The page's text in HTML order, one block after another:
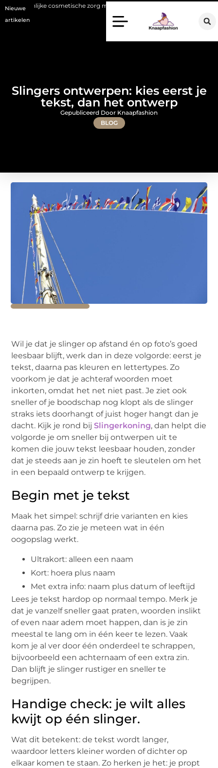
Nieuwe
artikelen
cosmetische zorg met oog voor natuurlijke resultaten
Slingers ontwerpen: kies eerst je
tekst, dan het ontwerp
BLOG
Gepubliceerd Door Knaapfashion
Wil je dat je slinger op afstand én op foto’s goed
leesbaar blijft, werk dan in deze volgorde: eerst je
tekst, daarna pas kleuren en lettertypes. Zo
voorkom je dat je achteraf woorden moet
inkorten, omdat het net niet past. Je ziet ook
sneller of je boodschap nog klopt als de slinger
straks iets doorhangt of juist hoger hangt dan je
dacht. Kijk je rond bijSlingerkoning, dan helpt die
volgorde je om sneller bij ontwerpen uit te
komen die jouw tekst leesbaar houden, zonder
dat je steeds aan je zin hoeft te sleutelen om het
in een bepaald ontwerp te krijgen.
Begin met je tekst
Maak het simpel: schrijf drie varianten en kies
daarna pas. Zo zie je meteen wat in één
oogopslag werkt.
Ultrakort: alleen een naam
Kort: hoera plus naam
Met extra info: naam plus datum of leeftijd
Lees je tekst hardop op normaal tempo. Merk je
dat je vanzelf sneller gaat praten, woorden inslikt
of even naar adem moet happen, dan is je zin
meestal te lang om in één keer te lezen. Vaak
kom je al ver door één onderdeel te schrappen,
bijvoorbeeld een achternaam of een extra zin.
Dan blijft je slinger rustiger en sneller te
begrijpen.
Handige check: je wilt alles
kwijt op één slinger.
Wat dit betekent: de tekst wordt langer,
waardoor letters kleiner worden of dichter op
elkaar komen te staan. Zo herken je het: je propt